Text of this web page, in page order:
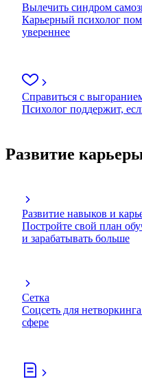
Вылечить синдром
Карьерный психолог
увереннее
Справиться с
Психолог поддержит,
Развитие
Развитие навыков и
Постройте свой план
и зарабатывать больше
Сетка
Соцсеть для
сфере